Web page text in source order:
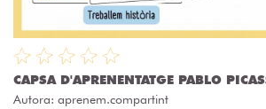
CAPSA D'APRENENTATGE PABLO
Autora: aprenem.compartint